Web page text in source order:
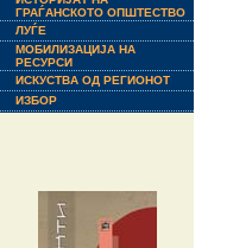
ГРАЃАНСКОТО ОПШТЕСТВО
ЛУЃЕ
МОБИЛИЗАЦИЈА НА
РЕСУРСИ
ИСКУСТВА ОД РЕГИОНОТ
ИЗБОР